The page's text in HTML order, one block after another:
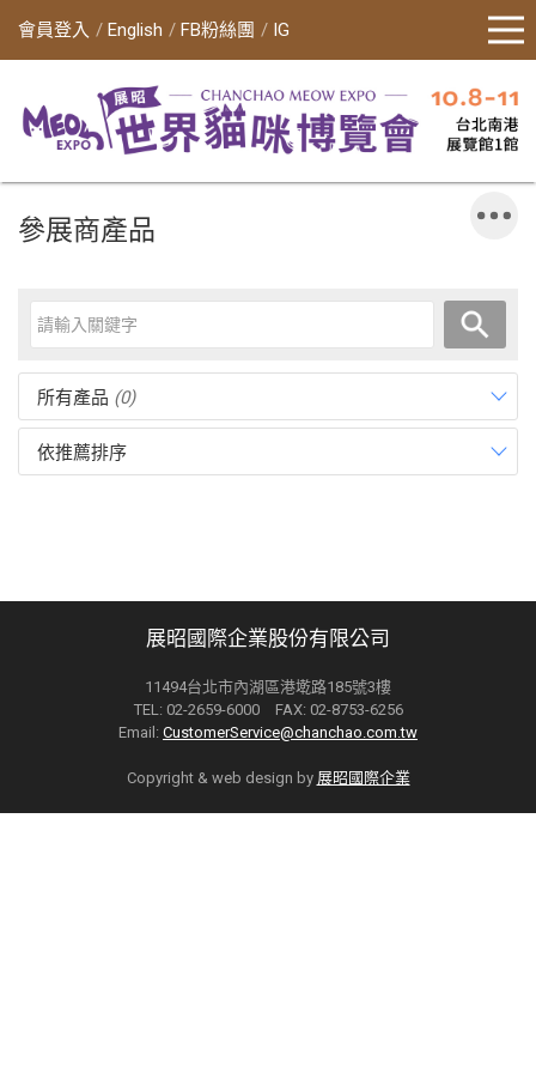
會員登入 English FB粉絲團 IG
參展商產品
所有產品 (0)
依推薦排序
展昭國際企業股份有限公司
11494台北市內湖區港墘路185號3樓
TEL: 02-2659-6000 FAX: 02-8753-6256
Email: CustomerService@chanchao.com.tw
Copyright & web design by 展昭國際企業